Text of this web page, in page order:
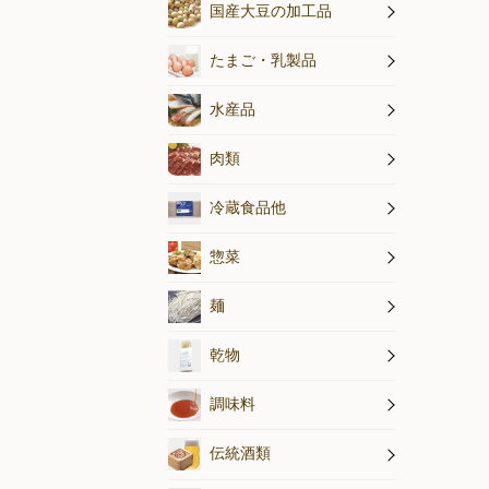
国産大豆の加工品
たまご・乳製品
水産品
肉類
冷蔵食品他
惣菜
麺
乾物
調味料
伝統酒類